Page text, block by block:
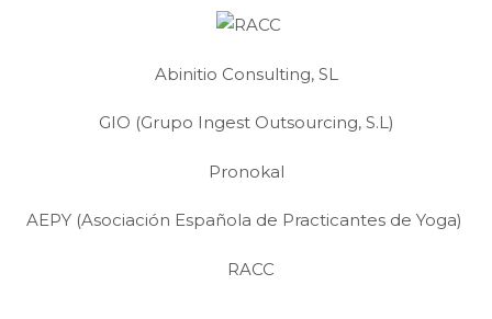
Abinitio Consulting, SL
GIO (Grupo Ingest Outsourcing, S.L)
Pronokal
AEPY (Asociación Española de Practicantes de Yoga)
RACC